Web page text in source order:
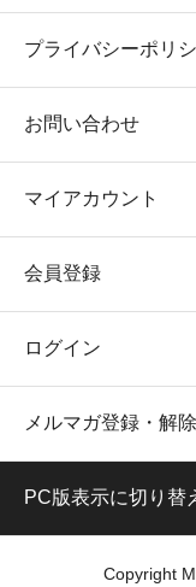
プライバシーポリ
お問い合わせ
マイアカウント
会員登録
ログイン
メルマガ登録・解除
PC版表示に切り替
Copyright